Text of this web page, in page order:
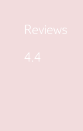
Reviews
4.4